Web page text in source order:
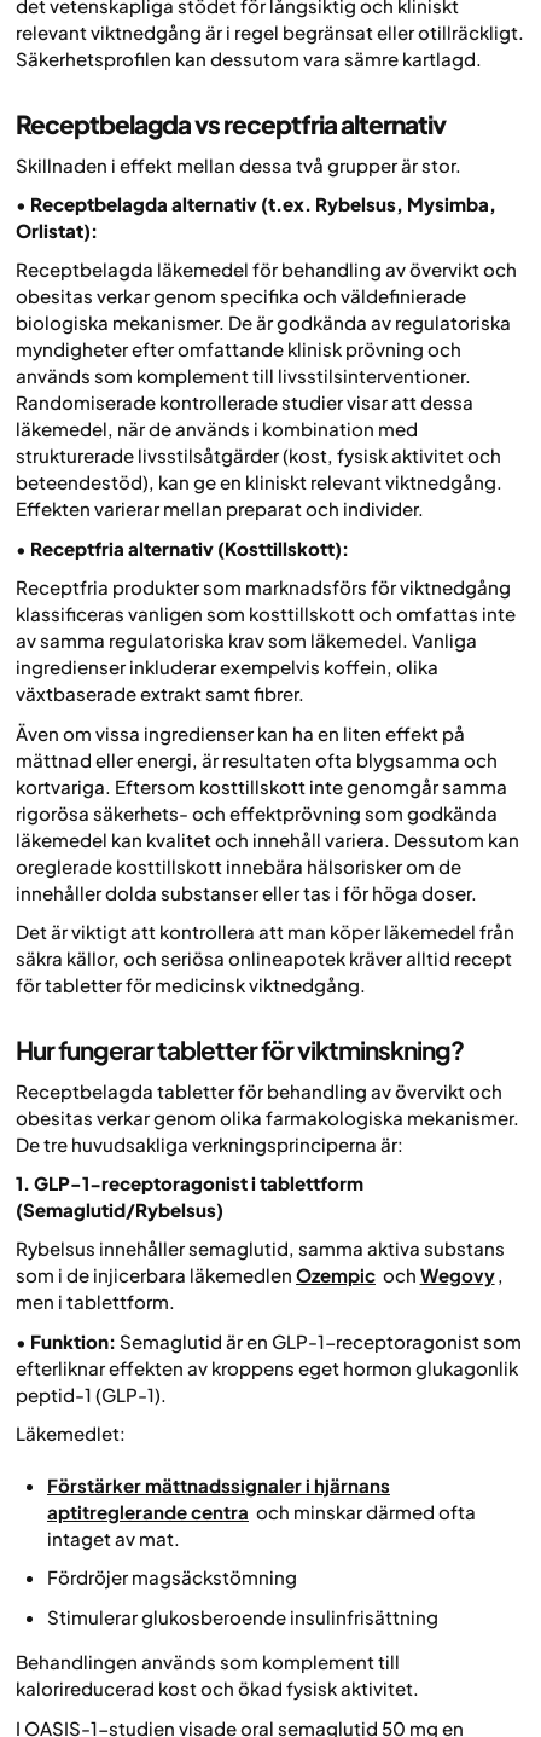
det vetenskapliga stödet för långsiktig och kliniskt
relevant viktnedgång är i regel begränsat eller otillräckligt.
Säkerhetsprofilen kan dessutom vara sämre kartlagd.
Receptbelagda vs receptfria alternativ
Skillnaden i effekt mellan dessa två grupper är stor.
• Receptbelagda alternativ (t.ex. Rybelsus, Mysimba,
Orlistat):
Receptbelagda läkemedel för behandling av övervikt och
obesitas verkar genom specifika och väldefinierade
biologiska mekanismer. De är godkända av regulatoriska
myndigheter efter omfattande klinisk prövning och
används som komplement till livsstilsinterventioner.
Randomiserade kontrollerade studier visar att dessa
läkemedel, när de används i kombination med
strukturerade livsstilsåtgärder (kost, fysisk aktivitet och
beteendestöd), kan ge en kliniskt relevant viktnedgång.
Effekten varierar mellan preparat och individer.
• Receptfria alternativ (Kosttillskott):
Receptfria produkter som marknadsförs för viktnedgång
klassificeras vanligen som kosttillskott och omfattas inte
av samma regulatoriska krav som läkemedel. Vanliga
ingredienser inkluderar exempelvis koffein, olika
växtbaserade extrakt samt fibrer.
Även om vissa ingredienser kan ha en liten effekt på
mättnad eller energi, är resultaten ofta blygsamma och
kortvariga. Eftersom kosttillskott inte genomgår samma
rigorösa säkerhets- och effektprövning som godkända
läkemedel kan kvalitet och innehåll variera. Dessutom kan
oreglerade kosttillskott innebära hälsorisker om de
innehåller dolda substanser eller tas i för höga doser.
Det är viktigt att kontrollera att man köper läkemedel från
säkra källor, och seriösa onlineapotek kräver alltid recept
för tabletter för medicinsk viktnedgång.
Hur fungerar tabletter för viktminskning?
Receptbelagda tabletter för behandling av övervikt och
obesitas verkar genom olika farmakologiska mekanismer.
De tre huvudsakliga verkningsprinciperna är:
1. GLP-1-receptoragonist i tablettform
(Semaglutid/Rybelsus)
Rybelsus innehåller semaglutid, samma aktiva substans
som i de injicerbara läkemedlen Ozempic och Wegovy,
men i tablettform.
• Funktion: Semaglutid är en GLP-1-receptoragonist som
efterliknar effekten av kroppens eget hormon glukagonlik
peptid-1 (GLP-1).
Läkemedlet:
Förstärker mättnadssignaler i hjärnans
aptitreglerande centra och minskar därmed ofta
intaget av mat.
Fördröjer magsäckstömning
Stimulerar glukosberoende insulinfrisättning
Behandlingen används som komplement till
kalorireducerad kost och ökad fysisk aktivitet.
I OASIS-1-studien visade oral semaglutid 50 mg en